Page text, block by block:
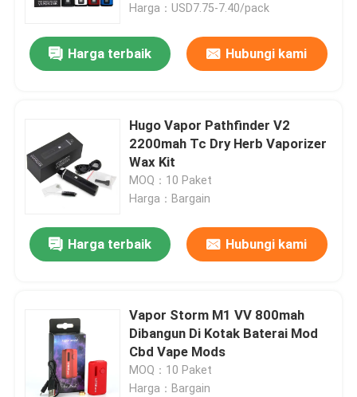
Harga：USD7.75-7.40/pack
Harga terbaik Hubungi kami
Hugo Vapor Pathfinder V2
2200mah Tc Dry Herb Vaporizer
Wax Kit
MOQ：10 Paket
Harga：Bargain
Harga terbaik Hubungi kami
Vapor Storm M1 VV 800mah
Dibangun Di Kotak Baterai Mod
Cbd Vape Mods
MOQ：10 Paket
Harga：Bargain